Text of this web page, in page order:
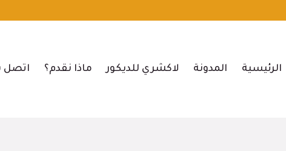
الرئيسية المدونة لاكشري للديكور ماذا نقدم؟ اتصل